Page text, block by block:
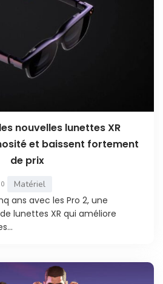
nouvelles lunettes XR
et baissent fortement
de prix
0 Matériel
ans avec les Pro 2, une
lunettes XR qui améliore